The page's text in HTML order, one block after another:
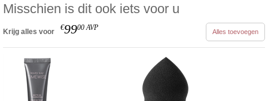
Misschien is dit ook iets voor u
Krijg alles voor €9900 AVP Alles toevoegen